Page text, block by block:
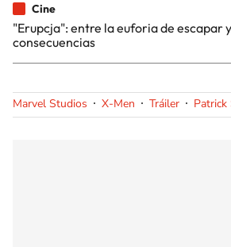
Cine
"Erupcja": entre la euforia de escapar
consecuencias
Marvel Studios X-Men Tráiler